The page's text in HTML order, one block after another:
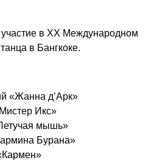
в XX Международном
в Бангкоке.
«Жанна д’Арк»
Икс»
мышь»
Бурана»